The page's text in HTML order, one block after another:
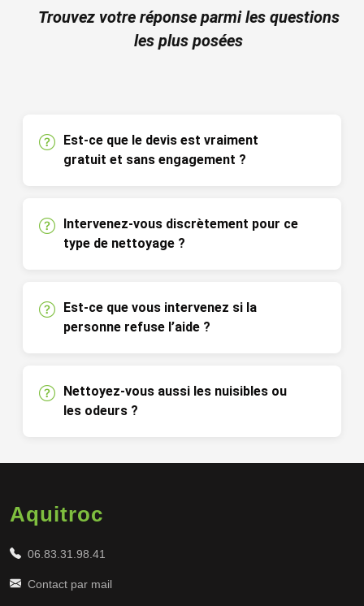
Trouvez votre réponse parmi les questions
les plus posées
Est-ce que le devis est vraiment
gratuit et sans engagement ?
Intervenez-vous discrètement pour ce
type de nettoyage ?
Est-ce que vous intervenez si la
personne refuse l’aide ?
Nettoyez-vous aussi les nuisibles ou
les odeurs ?
Aquitroc
06.83.31.98.41
Contact par mail